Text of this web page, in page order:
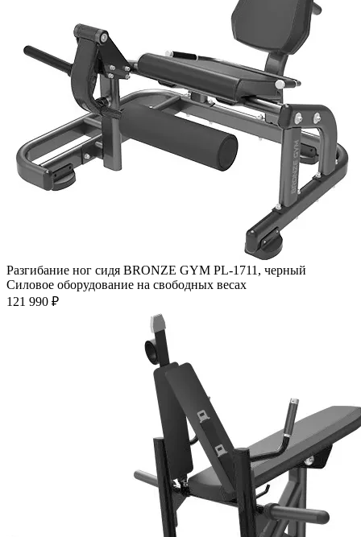
Разгибание ног сидя BRONZE GYM PL-1711, черный
Силовое оборудование на свободных весах
121 990 ₽